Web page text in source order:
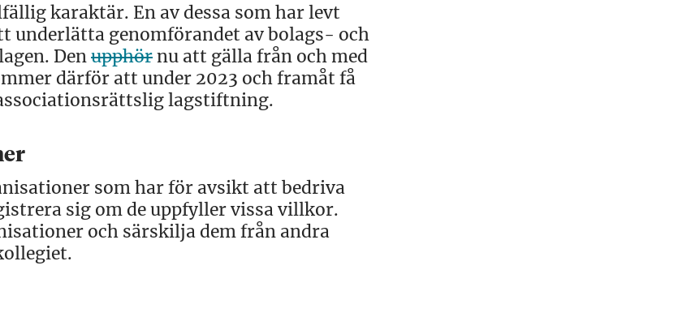
karaktär. En av dessa som har levt
underlätta genomförandet av bolags- och
Denupphörnu att gälla från och med
därför att under 2023 och framåt få
lagstiftning.
som har för avsikt att bedriva
sig om de uppfyller vissa villkor.
och särskilja dem från andra